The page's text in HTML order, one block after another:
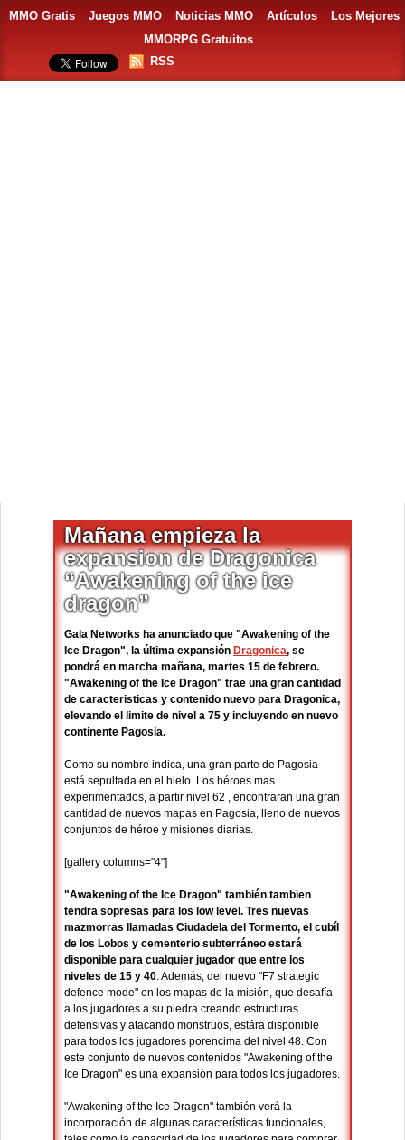
MMO Gratis Juegos MMO Noticias MMO Artículos
Los Mejores
MMORPG Gratuitos
RSS
Mañana empieza la
expansion de Dragonica
“Awakening of the ice
dragon”
Gala Networks ha anunciado que "Awakening of the
Ice Dragon", la última expansión Dragonica, se
pondrá en marcha mañana, martes 15 de febrero.
"Awakening of the Ice Dragon" trae una gran cantidad
de caracteristicas y contenido nuevo para Dragonica,
elevando el limite de nivel a 75 y incluyendo en nuevo
continente Pagosia.
Como su nombre indica, una gran parte de Pagosia
está sepultada en el hielo. Los héroes mas
experimentados, a partir nivel 62 , encontraran una gran
cantidad de nuevos mapas en Pagosia, lleno de nuevos
conjuntos de héroe y misiones diarias.
[gallery columns="4"]
"Awakening of the Ice Dragon" también tambien
tendra sopresas para los low level. Tres nuevas
mazmorras llamadas Ciudadela del Tormento, el cubíl
de los Lobos y cementerio subterráneo estará
disponible para cualquier jugador que entre los
niveles de 15 y 40. Además, del nuevo "F7 strategic
defence mode" en los mapas de la misión, que desafía
a los jugadores a su piedra creando estructuras
defensivas y atacando monstruos, estára disponible
para todos los jugadores porencima del nivel 48. Con
este conjunto de nuevos contenidos "Awakening of the
Ice Dragon" es una expansión para todos los jugadores.
"Awakening of the Ice Dragon" también verá la
incorporación de algunas características funcionales,